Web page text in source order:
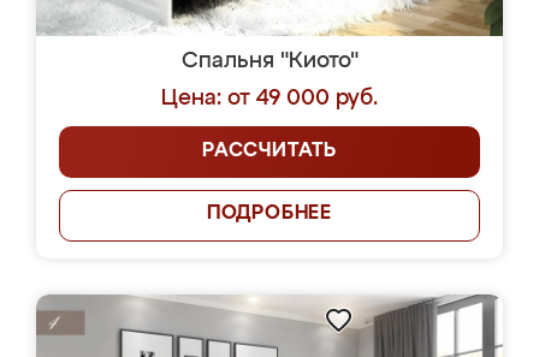
Спальня "Киото"
Цена: от 49 000 руб.
РАССЧИТАТЬ
ПОДРОБНЕЕ